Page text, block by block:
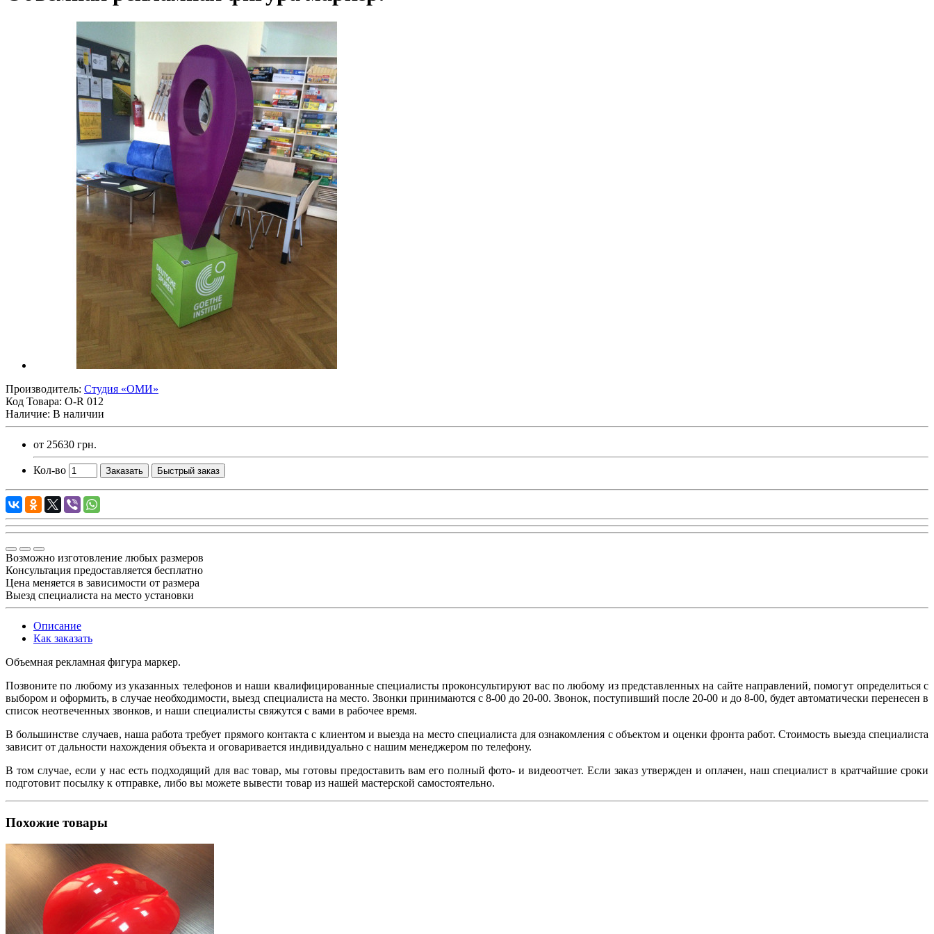
Производитель: Студия «ОМИ»
Код Товара: O-R 012
Наличие: В наличии
от 25630 грн.
Кол-во Заказать Быстрый заказ
Возможно изготовление любых размеров
Консультация предоставляется бесплатно
Цена меняется в зависимости от размера
Выезд специалиста на место установки
Описание
Как заказать
Объемная рекламная фигура маркер.
Позвоните по любому из указанных телефонов и наши квалифицированные специалисты проконсультируют вас по любому из представленных на сайте направлений, помогут определиться с
выбором и оформить, в случае необходимости, выезд специалиста на место. Звонки принимаются с 8-00 до 20-00. Звонок, поступивший после 20-00 и до 8-00, будет автоматически перенесен в
список неотвеченных звонков, и наши специалисты свяжутся с вами в рабочее время.
В большинстве случаев, наша работа требует прямого контакта с клиентом и выезда на место специалиста для ознакомления с объектом и оценки фронта работ. Стоимость выезда специалиста
зависит от дальности нахождения объекта и оговаривается индивидуально с нашим менеджером по телефону.
В том случае, если у нас есть подходящий для вас товар, мы готовы предоставить вам его полный фото- и видеоотчет. Если заказ утвержден и оплачен, наш специалист в кратчайшие сроки
подготовит посылку к отправке, либо вы можете вывести товар из нашей мастерской самостоятельно.
Похожие товары